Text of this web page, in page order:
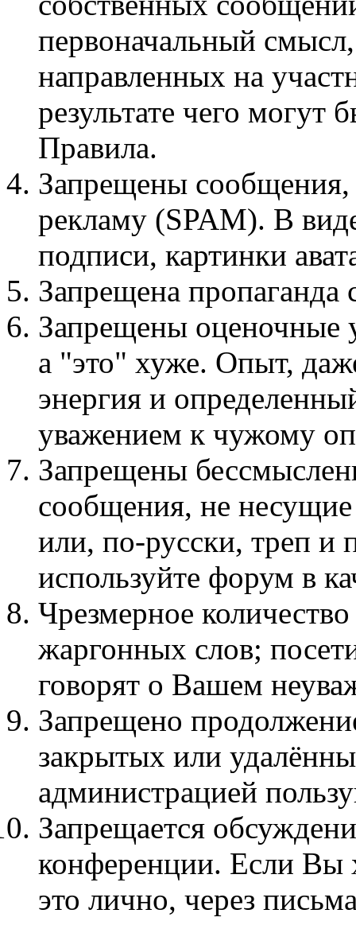
первоначальный
направленных на
результате чего
Правила.
Запрещены
рекламу (SPAM). В
подписи, картинки
Запрещена
Запрещены оценочные
а "это" хуже. Опыт,
энергия и
уважением к чужому
Запрещены
сообщения, не
или, по-русски, треп
используйте форум в
Чpезмеpное
жаргонных слов;
говорят о Вашем
Запрещено
закрытых или
администрацией
Запрещается
конференции. Если Вы
это лично, через